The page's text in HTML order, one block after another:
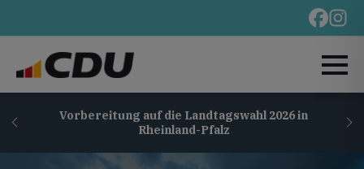
Vorbereitung auf die Landtagswahl 2026 in
Rheinland-Pfalz